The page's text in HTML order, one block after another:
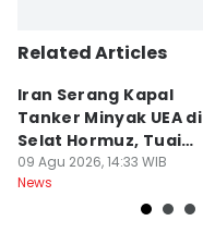
Related Articles
Iran Serang Kapal
Tanker Minyak UEA di
Selat Hormuz, Tuai
Kecaman
09 Agu 2026, 14:33 WIB
News